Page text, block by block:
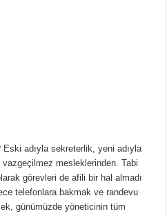
adıyla sekreterlik, yeni adıyla
mesleklerinden. Tabi
görevleri de afili bir hal almadı
telefonlara bakmak ve randevu
günümüzde yöneticinin tüm